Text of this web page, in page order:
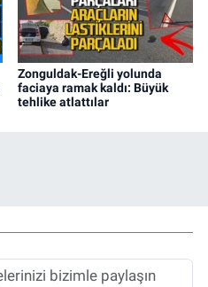
Zonguldak-Ereğli yolunda
faciaya ramak kaldı: Büyük
tehlike atlattılar